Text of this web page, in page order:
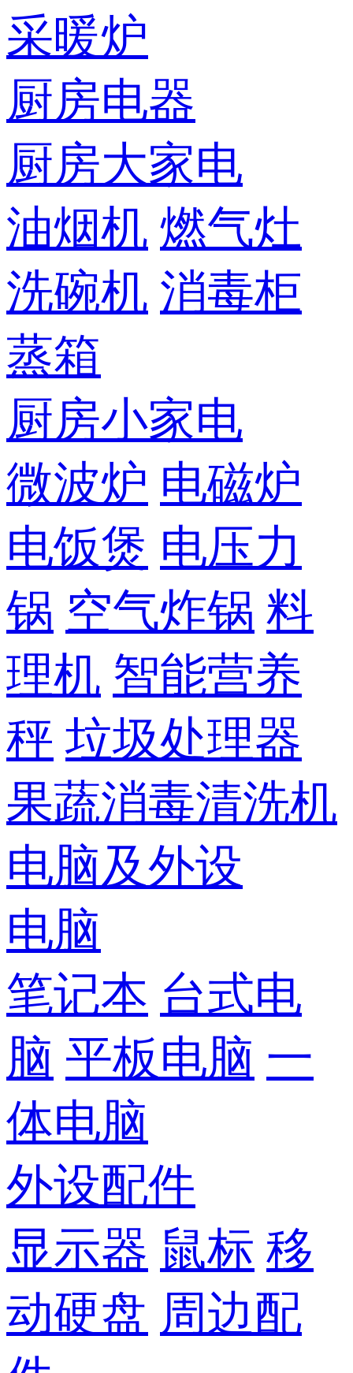
采暖炉
厨房电器
厨房大家电
油烟机 燃气灶
洗碗机 消毒柜
蒸箱
厨房小家电
微波炉 电磁炉
电饭煲 电压力
锅 空气炸锅 料
理机 智能营养
秤 垃圾处理器
果蔬消毒清洗机
电脑及外设
电脑
笔记本 台式电
脑 平板电脑 一
体电脑
外设配件
显示器 鼠标 移
动硬盘 周边配